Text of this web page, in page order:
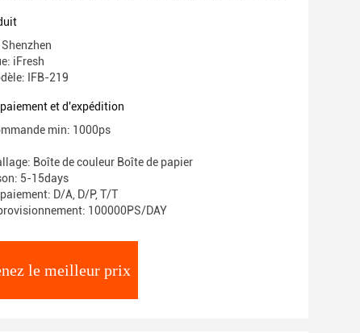
iFresh
IFB-219
et d'expédition
min: 1000ps
Boîte de couleur Boîte de papier
5-15days
D/A, D/P, T/T
100000PS/DAY
le meilleur prix